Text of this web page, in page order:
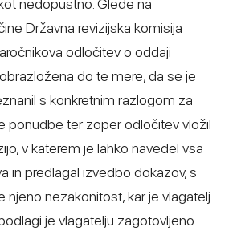
nedopustno. Glede na
Državna revizijska komisija
odločitev o oddaji
do te mere, da se je
s konkretnim razlogom za
ponudbe ter zoper odločitev vložil
v katerem je lahko navedel vsa
in predlagal izvedbo dokazov, s
njeno nezakonitost, kar je vlagatelj
je vlagatelju zagotovljeno